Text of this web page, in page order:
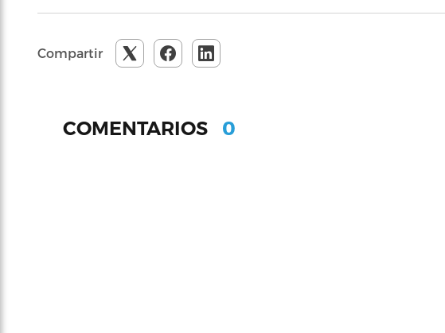
Compartir
COMENTARIOS 0